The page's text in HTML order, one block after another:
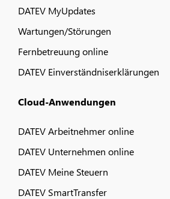
DATEV MyUpdates
Wartungen/Störungen
Fernbetreuung online
DATEV Einverständniserklärungen
Cloud-Anwendungen
DATEV Arbeitnehmer online
DATEV Unternehmen online
DATEV Meine Steuern
DATEV SmartTransfer